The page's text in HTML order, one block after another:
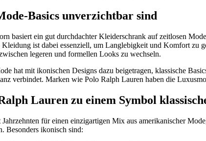
Basics unverzichtbar sind
basiert ein gut durchdachter Kleiderschrank auf zeitlosen
ist dabei essenziell, um Langlebigkeit und Komfort zu
legeren und formellen Looks zu wechseln.
hat mit ikonischen Designs dazu beigetragen, klassische
verbindet. Marken wie Polo Ralph Lauren haben die
Lauren zu einem Symbol
für einen einzigartigen Mix aus amerikanischer
Besonders ikonisch sind: